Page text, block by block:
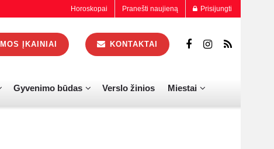
Horoskopai Pranešti naujieną Prisijungti
ĮKAINIAI KONTAKTAI
Gyvenimo būdas Verslo žinios Miestai